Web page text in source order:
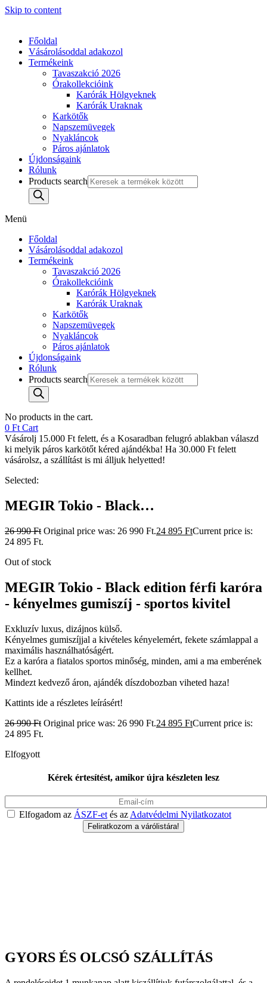
Skip to content
Főoldal
Vásárolásoddal adakozol
Termékeink
Tavaszakció 2026
Órakollekcióink
Karórák Hölgyeknek
Karórák Uraknak
Karkötők
Napszemüvegek
Nyakláncok
Páros ajánlatok
Újdonságaink
Rólunk
Products search
Menü
Főoldal
Vásárolásoddal adakozol
Termékeink
Tavaszakció 2026
Órakollekcióink
Karórák Hölgyeknek
Karórák Uraknak
Karkötők
Napszemüvegek
Nyakláncok
Páros ajánlatok
Újdonságaink
Rólunk
Products search
No products in the cart.
0 Ft Cart
Vásárolj 15.000 Ft felett, és a Kosaradban felugró ablakban válaszd
ki melyik páros karkötőt kéred ajándékba! Ha 30.000 Ft felett
vásárolsz, a szállítást is mi álljuk helyetted!
Selected:
MEGIR Tokio - Black…
26 990Ft Original price was: 26 990 Ft.24 895 FtCurrent price is:
24 895 Ft.
Out of stock
MEGIR Tokio - Black edition férfi karóra
- kényelmes gumiszíj - sportos kivitel
Exkluzív luxus, dizájnos külső.
Kényelmes gumiszíjjal a kivételes kényelemért, fekete számlappal a
maximális használhatóságért.
Ez a karóra a fiatalos sportos minőség, minden, ami a ma emberének
kellhet.
Mindezt kedvező áron, ajándék díszdobozban viheted haza!
Kattints ide a részletes leírásért!
26 990Ft Original price was: 26 990 Ft.24 895 FtCurrent price is:
24 895 Ft.
Elfogyott
Kérek értesítést, amikor újra készleten lesz
Elfogadom az ÁSZF-et és az Adatvédelmi Nyilatkozatot
GYORS ÉS OLCSÓ SZÁLLÍTÁS